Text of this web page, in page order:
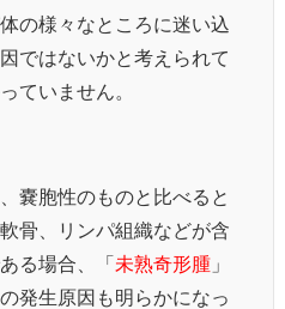
の様々なところに迷い込
ではないかと考えられて
ていません。
嚢胞性のものと比べると
骨、リンパ組織などが含
る場合、「 未熟奇形腫 」
発生原因も明らかになっ